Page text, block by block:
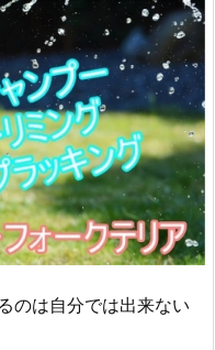
のは自分では出来ない